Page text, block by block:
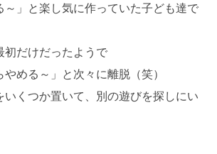
～」と楽し気に作っていた子ども達で
初だけだったようで
やめる～」と次々に離脱（笑）
いくつか置いて、別の遊びを探しにい